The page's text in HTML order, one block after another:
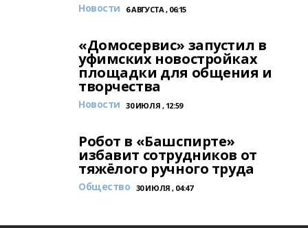
Новости 6 АВГУСТА , 06:15
«Домосервис» запустил в
уфимских новостройках
площадки для общения и
творчества
Новости 30 ИЮЛЯ , 12:59
Робот в «Башспирте»
избавит сотрудников от
тяжёлого ручного труда
Общество 30 ИЮЛЯ , 04:47